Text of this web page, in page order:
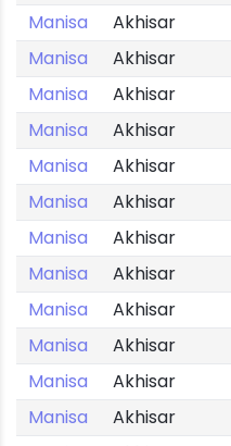
Manisa
Akhisar
Manisa
Akhisar
Manisa
Akhisar
Manisa
Akhisar
Manisa
Akhisar
Manisa
Akhisar
Manisa
Akhisar
Manisa
Akhisar
Manisa
Akhisar
Manisa
Akhisar
Manisa
Akhisar
Manisa
Akhisar